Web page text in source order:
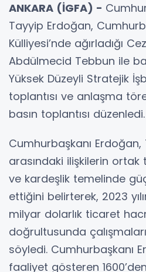
ANKARA (İGFA) -
Tayyip Erdoğan,
Külliyesi’nde ağırladığı
Abdülmecid Tebbun ile
Yüksek Düzeyli Stratejik
toplantısı ve anlaşma
basın toplantısı düzenledi.
Cumhurbaşkanı
arasındaki ilişkilerin ortak
ve kardeşlik temelinde
ettiğini belirterek, 2023
milyar dolarlık ticaret
doğrultusunda
söyledi. Cumhurbaşkanı
faaliyet gösteren